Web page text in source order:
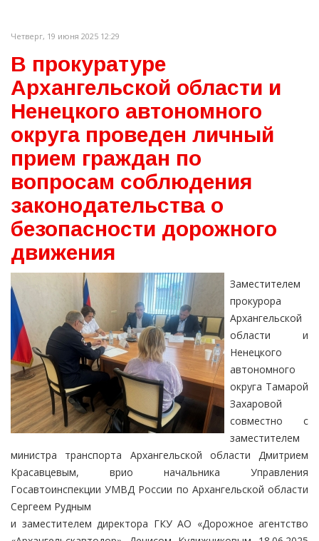
Четверг, 19 июня 2025 12:29
В прокуратуре
Архангельской области и
Ненецкого автономного
округа проведен личный
прием граждан по
вопросам соблюдения
законодательства о
безопасности дорожного
движения
Заместителем
прокурора
Архангельской
области и
Ненецкого
автономного
округа Тамарой
Захаровой
совместно с
заместителем
министра транспорта Архангельской области Дмитрием
Красавцевым, врио начальника Управления
Госавтоинспекции УМВД России по Архангельской области
Сергеем Рудным
и заместителем директора ГКУ АО «Дорожное агентство